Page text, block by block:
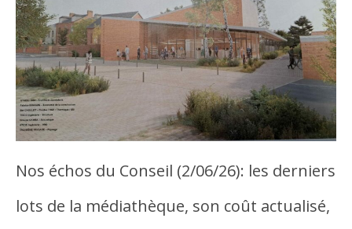
Nos échos du Conseil (2/06/26): les derniers
lots de la médiathèque, son coût actualisé,